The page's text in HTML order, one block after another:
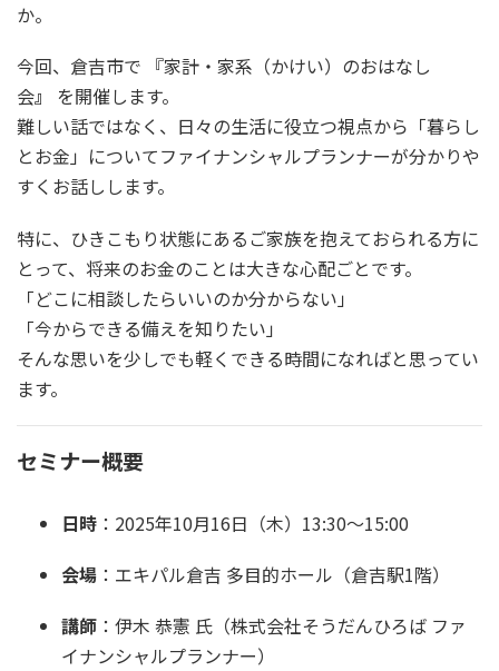
か。
今回、倉吉市で 『家計・家系（かけい）のおはなし
会』
を開催します。
難しい話ではなく、日々の生活に役立つ視点から「暮らし
とお金」についてファイナンシャルプランナーが分かりや
すくお話しします。
特に、ひきこもり状態にあるご家族を抱えておられる方に
とって、将来のお金のことは大きな心配ごとです。
「どこに相談したらいいのか分からない」
「今からできる備えを知りたい」
そんな思いを少しでも軽くできる時間になればと思ってい
ます。
セミナー概要
日時 ：2025年10月16日（木）13:30～15:00
会場 ：エキパル倉吉 多目的ホール（倉吉駅1階）
講師 ：伊木 恭憲 氏（株式会社そうだんひろば ファ
イナンシャルプランナー）